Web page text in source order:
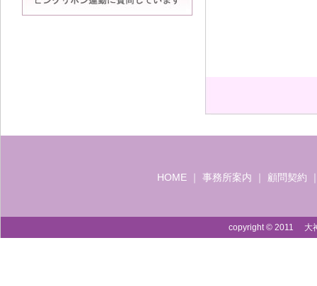
HOME 事務所案内 顧問契約
copyright © 2011 大